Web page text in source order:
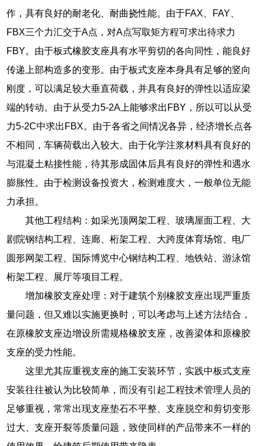
作，具有良好的耐老化、耐曲挠性能。由于FAX、FAY、
FBX三个力汇交于A点，对A点写取矩方程可求出待求力
FBY。由于板式橡胶支座具有水平剪切的各向同性，能良好
传递上部构造多的变形。由于板式支座本身具有足够的竖向
刚度，可以满足较大垂直荷载，并具有良好的弹性以适应梁
端的转动。由于从受力5-2A上能够求出FBY，所以可以从受
力5-2C中求出FBX。由于各省之间情况各异，经济增长点各
不相同，车辆荷载出入较大。由于化学注浆材料具有良好的
与混凝土粘接性能，待其形成固体后具有良好的弹性和遇水
膨胀性。由于检测设备投资大，检测难度大，一般单位无能
力承担。
其他工程结构：如采光顶网架工程、玻璃屋面工程、大
剧院钢结构工程、连廊、桁架工程、大跨度体育场馆、电厂
圆形网架工程、国际博览中心钢结构工程、地铁站、游泳馆
桁架工程、展厅等项目工程。
增加橡胶支座处理：对于建筑个别橡胶支座出现严重质
量问题，但又难以实施更换时，可以考虑与上述方法结合，
在原橡胶支座边增设所需规格橡胶支座，改善梁体和原橡胶
支座的受力性能。
这里尤其应重视支座的施工安装环节，实践中板式支座
安装往往被认为比较简单，而没有引起工程技术管理人员的
足够重视，常常出现支座垫石不平整、支座脱空和剪切变形
过大、支座开裂等质量问题，致使同样的产品带来不一样的